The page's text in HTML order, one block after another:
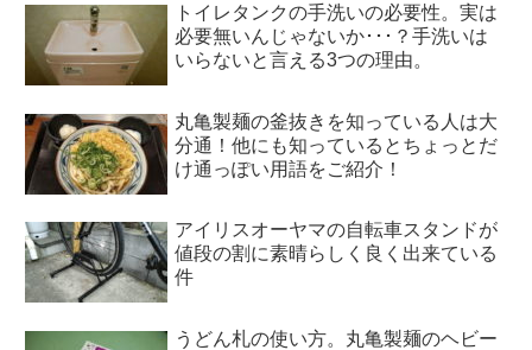
トイレタンクの手洗いの必要性。実は
必要無いんじゃないか･･･？手洗いは
いらないと言える3つの理由。
丸亀製麺の釜抜きを知っている人は大
分通！他にも知っているとちょっとだ
け通っぽい用語をご紹介！
アイリスオーヤマの自転車スタンドが
値段の割に素晴らしく良く出来ている
件
うどん札の使い方。丸亀製麺のヘビー